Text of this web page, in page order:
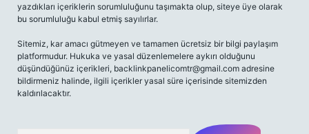
yazdıkları içeriklerin sorumluluğunu taşımakta olup, siteye üye olarak
bu sorumluluğu kabul etmiş sayılırlar.
Sitemiz, kar amacı gütmeyen ve tamamen ücretsiz bir bilgi paylaşım
platformudur. Hukuka ve yasal düzenlemelere aykırı olduğunu
düşündüğünüz içerikleri, backlinkpanelicomtr@gmail.com adresine
bildirmeniz halinde, ilgili içerikler yasal süre içerisinde sitemizden
kaldırılacaktır.